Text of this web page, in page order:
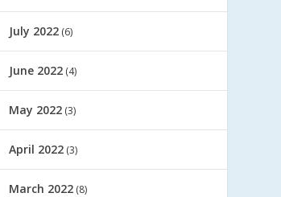
July 2022 (6)
June 2022 (4)
May 2022 (3)
April 2022 (3)
March 2022 (8)